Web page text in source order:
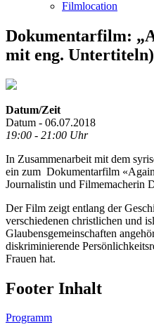
Filmlocation
Dokumentarfilm:
mit eng. Untertiteln)
Datum/Zeit
Datum - 06.07.2018
19:00 - 21:00 Uhr
In Zusammenarbeit mit dem
ein zum Dokumentarfilm
Journalistin und Filmemacherin
Der Film zeigt entlang der
verschiedenen christlichen und
Glaubensgemeinschaften
diskriminierende
Frauen hat.
Footer Inhalt
Programm